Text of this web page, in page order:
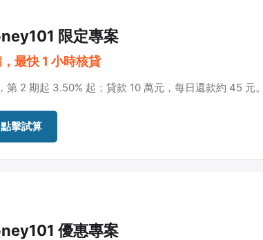
限定專案
最快 1 小時核貸
第 2 期起 3.50% 起；貸款 10 萬元，每日還款約 45 元
點擊試算
優惠專案